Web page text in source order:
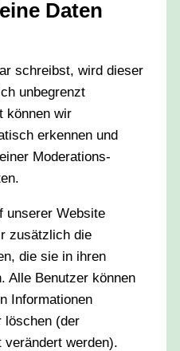
Daten
schreibst, wird dieser
unbegrenzt
können wir
erkennen und
Moderations-
unserer Website
zusätzlich die
die sie in ihren
Alle Benutzer können
Informationen
löschen (der
verändert werden).